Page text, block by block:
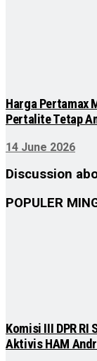
Harga Pertamax
Pertalite Tetap
14 June 2026
Discussion
POPULER
Komisi III DPR
Aktivis HAM